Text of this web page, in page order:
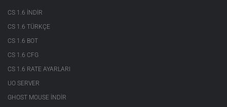
CS 1.6 INDIR
CS 1.6 TÜRKÇE
CS 1.6 BOT
CS 1.6 CFG
CS 1.6 RATE AYARLARI
UO SERVER
GHOST MOUSE INDIR